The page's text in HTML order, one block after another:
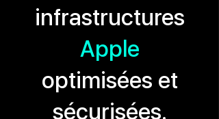
infrastructures
Apple
optimisées et
sécurisées.